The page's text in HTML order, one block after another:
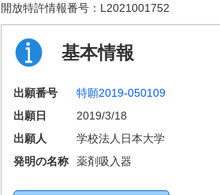
開放特許情報番号： L2021001752
基本情報
出願番号 特願2019-050109
出願日
2019/3/18
出願人
学校法人日本大学
発明の名称
薬剤吸入器